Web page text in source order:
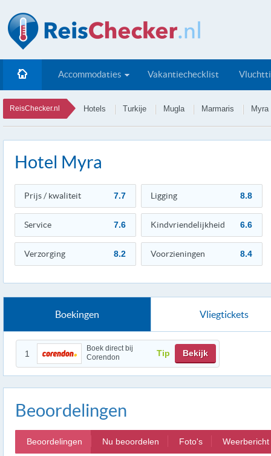
Accommodaties Vakantiechecklist
ReisChecker.nl Hotels Turkije Mugla Marmaris Myra
Hotel Myra
Prijs / kwaliteit 7.7 Ligging 8.8
Service 7.6 Kindvriendelijkheid 6.6
Verzorging 8.2 Voorzieningen 8.4
Boekingen Vliegtickets
1
Boek direct bij
Corendon
Tip Bekijk
Beoordelingen
Beoordelingen Nu beoordelen Foto's Weerbericht